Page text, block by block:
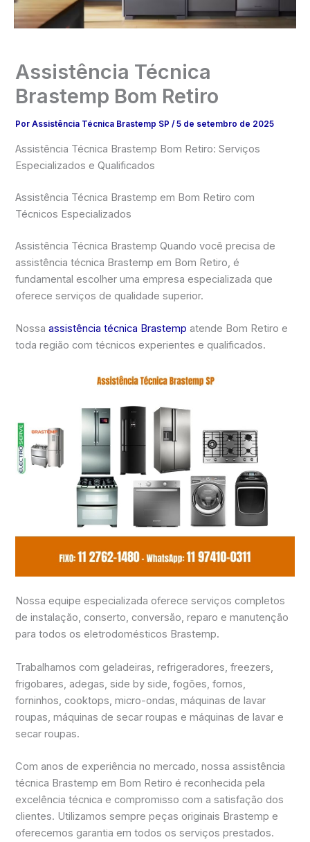
Assistência Técnica
Brastemp Bom Retiro
PorAssistência Técnica Brastemp SP/5 de setembro de 2025
Assistência Técnica Brastemp Bom Retiro: Serviços
Especializados e Qualificados
Assistência Técnica Brastemp em Bom Retiro com
Técnicos Especializados
Assistência Técnica Brastemp Quando você precisa de
assistência técnica Brastemp em Bom Retiro, é
fundamental escolher uma empresa especializada que
oferece serviços de qualidade superior.
Nossaassistência técnica Brastemp atende Bom Retiro e
toda região com técnicos experientes e qualificados.
Nossa equipe especializada oferece serviços completos
de instalação, conserto, conversão, reparo e manutenção
para todos os eletrodomésticos Brastemp.
Trabalhamos com geladeiras, refrigeradores, freezers,
frigobares, adegas, side by side, fogões, fornos,
forninhos, cooktops, micro-ondas, máquinas de lavar
roupas, máquinas de secar roupas e máquinas de lavar e
secar roupas.
Com anos de experiência no mercado, nossa assistência
técnica Brastemp em Bom Retiro é reconhecida pela
excelência técnica e compromisso com a satisfação dos
clientes. Utilizamos sempre peças originais Brastemp e
oferecemos garantia em todos os serviços prestados.